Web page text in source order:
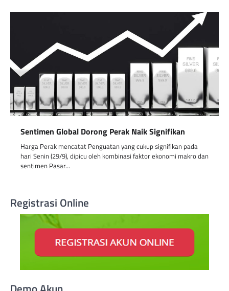
Sentimen Global Dorong Perak Naik Signifikan
Harga Perak mencatat Penguatan yang cukup signifikan pada
hari Senin (29/9), dipicu oleh kombinasi faktor ekonomi makro dan
sentimen Pasar…
Registrasi Online